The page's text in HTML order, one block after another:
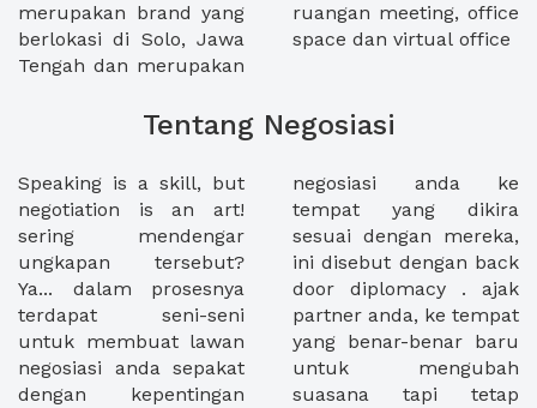
merupakan brand yang
berlokasi di Solo, Jawa
Tengah dan merupakan
ruangan meeting, office
space dan virtual office
Tentang Negosiasi
Speaking is a skill, but
negotiation is an art!
sering mendengar
ungkapan tersebut?
Ya... dalam prosesnya
terdapat seni-seni
untuk membuat lawan
negosiasi anda sepakat
dengan kepentingan
negosiasi anda ke
tempat yang dikira
sesuai dengan mereka,
ini disebut dengan back
door diplomacy . ajak
partner anda, ke tempat
yang benar-benar baru
untuk mengubah
suasana tapi tetap